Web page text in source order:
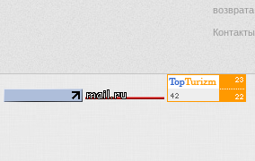
возврата
Контакты